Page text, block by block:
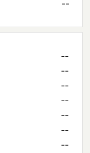
--
--
--
--
--
--
--
--